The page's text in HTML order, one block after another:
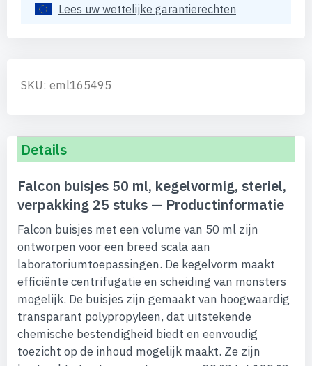
Lees uw wettelijke garantierechten
SKU: eml165495
Details
Falcon buisjes 50 ml, kegelvormig, steriel,
verpakking 25 stuks — Productinformatie
Falcon buisjes met een volume van 50 ml zijn
ontworpen voor een breed scala aan
laboratoriumtoepassingen. De kegelvorm maakt
efficiënte centrifugatie en scheiding van monsters
mogelijk. De buisjes zijn gemaakt van hoogwaardig
transparant polypropyleen, dat uitstekende
chemische bestendigheid biedt en eenvoudig
toezicht op de inhoud mogelijk maakt. Ze zijn